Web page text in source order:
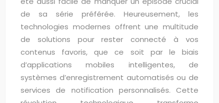
de sa série préférée. Heureusement, les
technologies modernes offrent une multitude
de solutions pour rester connecté à vos
contenus favoris, que ce soit par le biais
d’applications mobiles intelligentes, de
systèmes d’enregistrement automatisés ou de
services de notification personnalisés. Cette